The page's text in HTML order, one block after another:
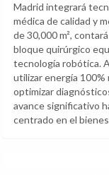
Madrid integrará
médica de calidad y
de 30,000 m²,
bloque quirúrgico
tecnología robótica.
utilizar energía 100%
optimizar
avance significativo
centrado en el